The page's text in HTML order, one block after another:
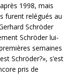
1998, mais
furent relégués au
Schröder
Schröder lui-
semaines
Schröder?», s’est
pris de